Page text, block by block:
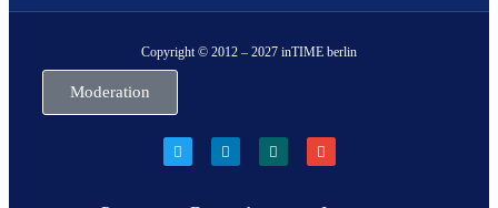
Copyright © 2012 – 2027 inTIME berlin
Moderation